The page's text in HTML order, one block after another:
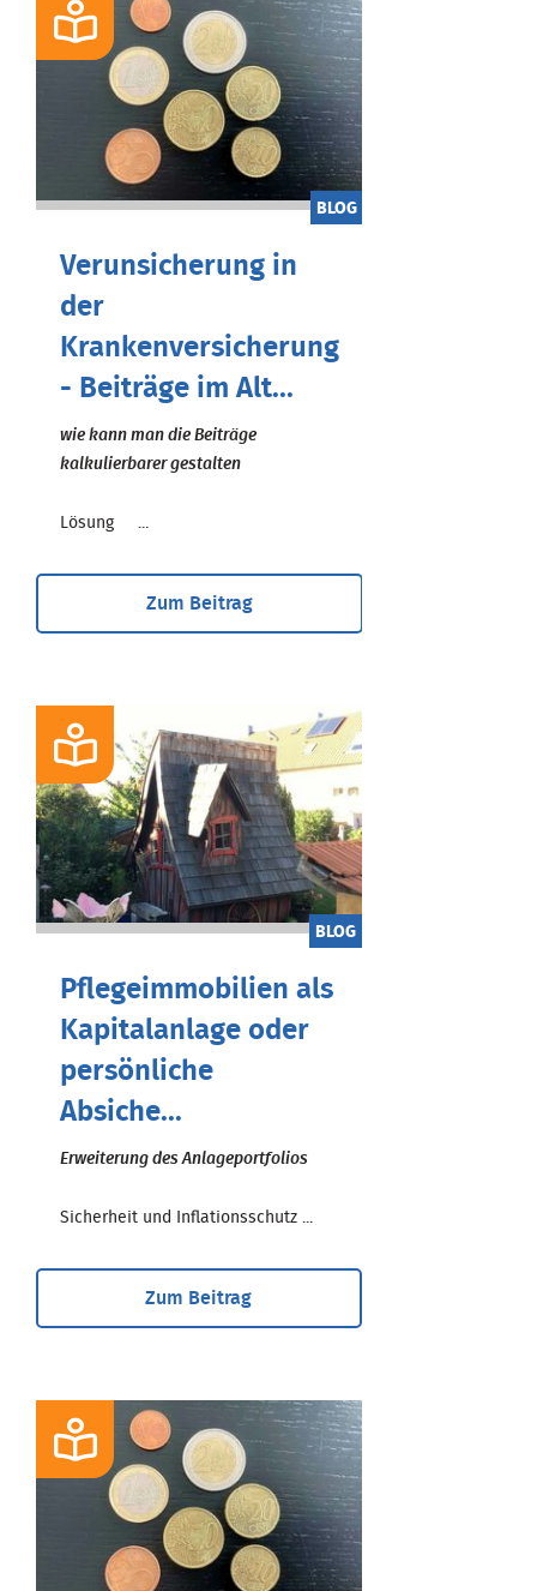
BLOG
Verunsicherung in
der
Krankenversicherung
- Beiträge im Alt...
wie kann man die Beiträge
kalkulierbarer gestalten
Lösung ...
Zum Beitrag
BLOG
Pflegeimmobilien als
Kapitalanlage oder
persönliche
Absiche...
Erweiterung des Anlageportfolios
Sicherheit und Inflationsschutz ...
Zum Beitrag